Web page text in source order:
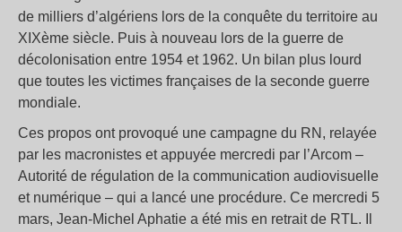
de milliers d’algériens lors de la conquête du territoire au
XIXème siècle. Puis à nouveau lors de la guerre de
décolonisation entre 1954 et 1962. Un bilan plus lourd
que toutes les victimes françaises de la seconde guerre
mondiale.
Ces propos ont provoqué une campagne du RN, relayée
par les macronistes et appuyée mercredi par l’Arcom –
Autorité de régulation de la communication audiovisuelle
et numérique – qui a lancé une procédure. Ce mercredi 5
mars, Jean-Michel Aphatie a été mis en retrait de RTL. Il